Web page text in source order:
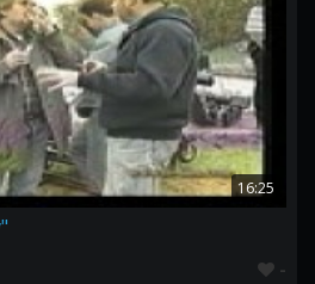
16:25
-